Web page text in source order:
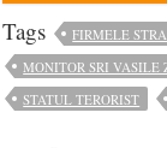
Tags FIRMELE
MONITOR SRI VASILE
STATUL TERORIST